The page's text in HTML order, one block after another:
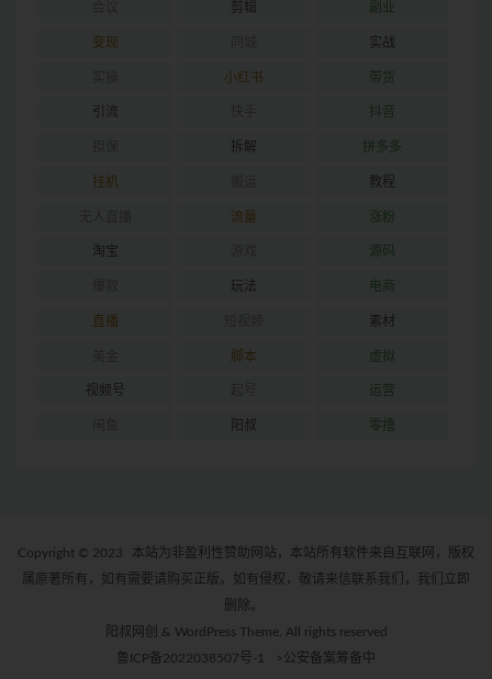
剪辑 副业
变现 实战
小红书 带货
引流 抖音
拆解 拼多多
挂机 教程
流量 涨粉
淘宝 源码
玩法 电商
直播 素材
脚本 虚拟
视频号 运营
阳叔 零撸
Copyright © 2023
本站为非盈利性赞助网站，本站所有软件来自互联网，版权
属原著所有，如有需要请购买正版。如有侵权，敬请来信联系我们，我们立即
删除。
阳叔网创 & WordPress Theme. All rights reserved
鲁ICP备2022038507号-1
>公安备案筹备中